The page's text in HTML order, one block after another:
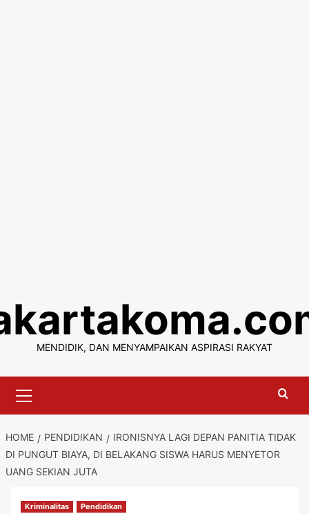
content
MENDIDIK, DAN MENYAMPAIKAN ASPIRASI RAKYAT
Menu
HOME PENDIDIKAN
IRONISNYA LAGI DEPAN PANITIA TIDAK
DI PUNGUT BIAYA, DI BELAKANG SISWA HARUS MENYETOR
UANG SEKIAN JUTA
Kriminalitas Pendidikan